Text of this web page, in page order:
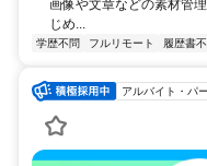
画像や文章などの素材管
じめ...
学歴不問 フルリモート 履歴書
アルバイト・パ